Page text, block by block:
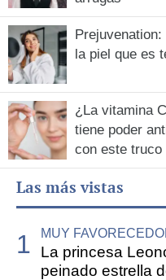
la piel que es
¿La vitamina
tiene poder
con este truco
Las más vistas
MUY
La princesa
peinado estrella